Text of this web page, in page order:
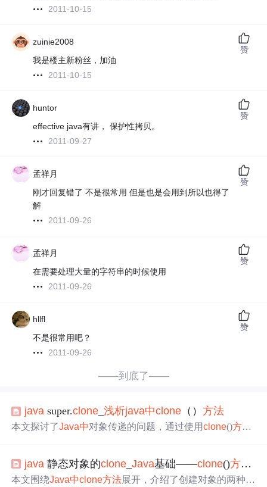
2011-10-15
zuinie2008
我是楼主新粉丝，加油
2011-10-15
赞
huntor
effective java有讲， 保护性拷贝。
2011-09-27
赞
孟祥月
刚才回复错了 不是很常用 但是也是会用到所以也得了
解
2011-09-26
赞
孟祥月
在需要处理大量的字符串的时候使用
2011-09-26
赞
hllfl
不是很常用吧？
2011-09-26
赞
——到底了——
java super.clone _浅析java中clone （）方法
本文探讨了Java中对象传递的问题，通过使用clone()方法
java 静态对象的clone _Java基础——clone()方法
本文围绕Java中clone方法展开，介绍了创建对象的两种方